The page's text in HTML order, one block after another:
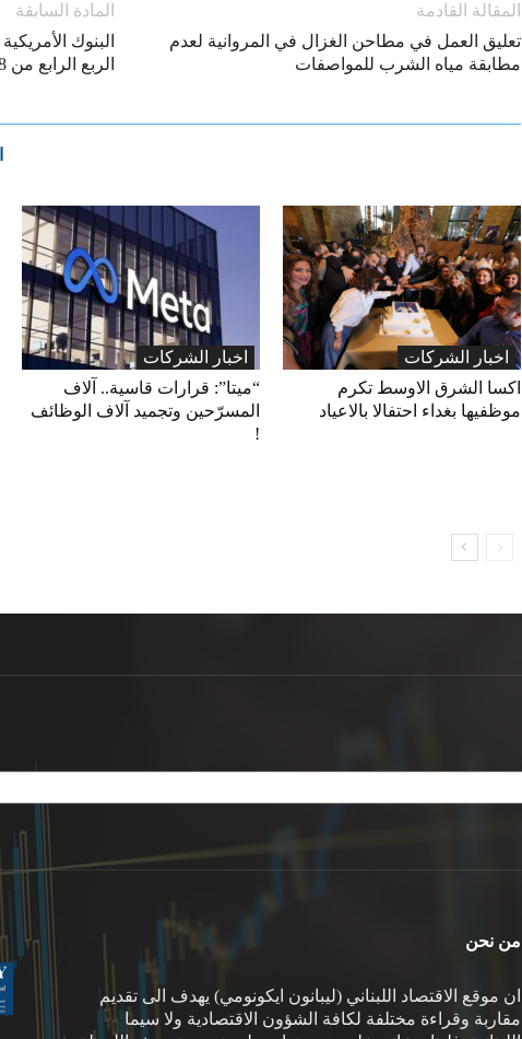
المادة السابقة
الربع الرابع من 2018
المقالة القادمة
تعليق العمل في مطاحن الغزال في المروانية لعدم
مطابقة مياه الشرب للمواصفات
اخبار الشركات
“ميتا”: قرارات قاسية.. آلاف
المسرّحين وتجميد آلاف الوظائف
!
اخبار الشركات
اكسا الشرق الاوسط تكرم
موظفيها بغداء احتفالا بالاعياد
من نحن
ان موقع الاقتصاد اللبناني (ليبانون ايكونومي) يهدف الى تقديم
مقاربة وقراءة مختلفة لكافة الشؤون الاقتصادية ولا سيما